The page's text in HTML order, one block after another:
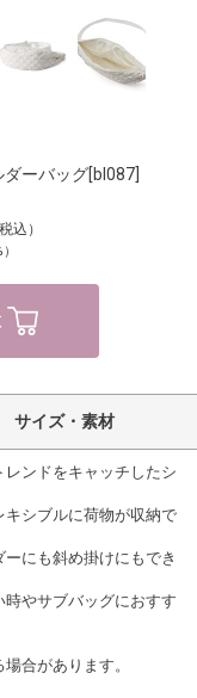
ーバッグ[bl087]
税込）
サイズ・素材
ンドをキャッチしたシ
シブルに荷物が収納で
にも斜め掛けにもでき
やサブバッグにおすす
合があります。